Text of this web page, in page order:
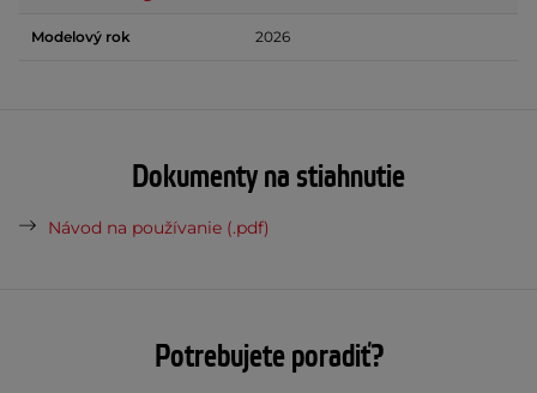
Modelový rok 2026
Dokumenty na stiahnutie
Návod na používanie (.pdf)
Potrebujete poradiť?